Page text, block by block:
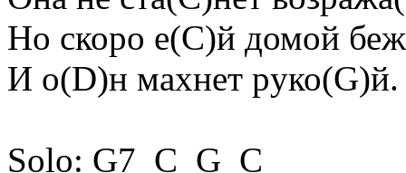
Hо скоpо е(C)й домой
И о(D)н махнет
Solo: G7_C_G_C